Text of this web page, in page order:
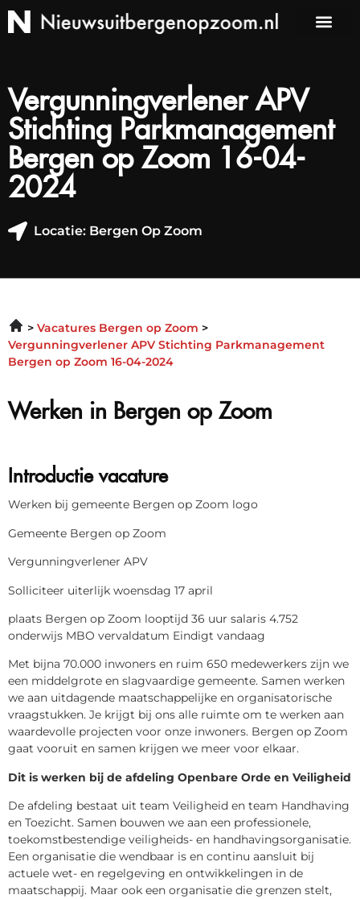
Vergunningverlener APV
Stichting Parkmanagement
Bergen op Zoom 16-04-
2024
Locatie: Bergen Op Zoom
Vacatures Bergen op Zoom
Vergunningverlener APV Stichting Parkmanagement
Bergen op Zoom 16-04-2024
Werken in Bergen op Zoom
Introductie vacature
Werken bij gemeente Bergen op Zoom logo
Gemeente Bergen op Zoom
Vergunningverlener APV
Solliciteer uiterlijk woensdag 17 april
plaats Bergen op Zoom looptijd 36 uur salaris 4.752
onderwijs MBO vervaldatum Eindigt vandaag
Met bijna 70.000 inwoners en ruim 650 medewerkers zijn we
een middelgrote en slagvaardige gemeente. Samen werken
we aan uitdagende maatschappelijke en organisatorische
vraagstukken. Je krijgt bij ons alle ruimte om te werken aan
waardevolle projecten voor onze inwoners. Bergen op Zoom
gaat vooruit en samen krijgen we meer voor elkaar.
Dit is werken bij de afdeling Openbare Orde en Veiligheid
De afdeling bestaat uit team Veiligheid en team Handhaving
en Toezicht. Samen bouwen we aan een professionele,
toekomstbestendige veiligheids- en handhavingsorganisatie.
Een organisatie die wendbaar is en continu aansluit bij
actuele wet- en regelgeving en ontwikkelingen in de
maatschappij. Maar ook een organisatie die grenzen stelt,